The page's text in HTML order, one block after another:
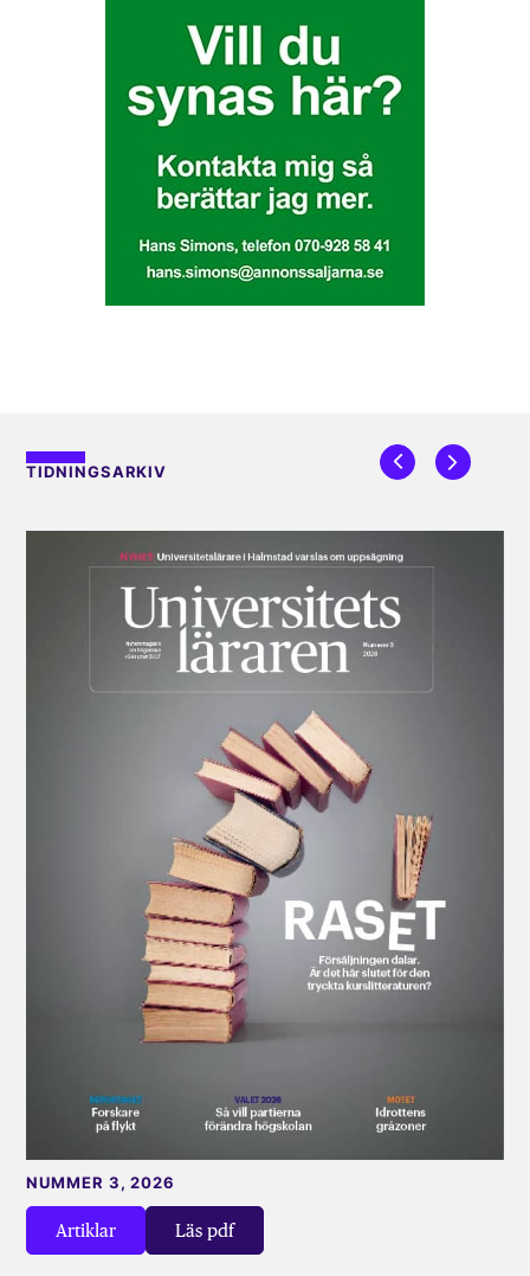
TIDNINGSARKIV
Artiklar Läs pdf
NUMMER 3, 2026